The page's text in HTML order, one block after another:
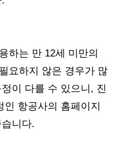
하는 만 12세 미만의
요하지 않은 경우가 많
이 다를 수 있으니, 진
항공사의 홈페이지
니다.